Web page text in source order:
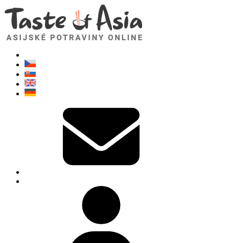
TasteOfAsia.cz
Neváhejte se zeptat. Jsem tady pro vás!